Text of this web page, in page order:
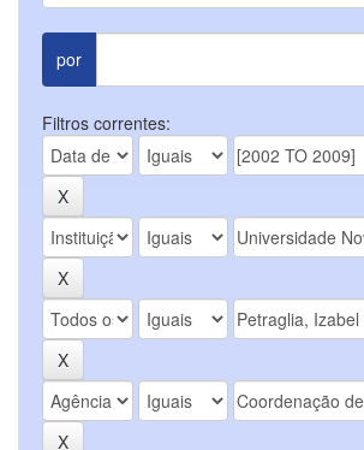
por
Filtros correntes: